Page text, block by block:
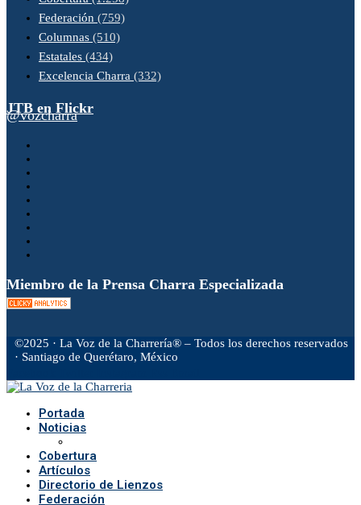
Federación (759)
Columnas (510)
Estatales (434)
Excelencia Charra (332)
JTB en Flickr
@vozcharra
Miembro de la Prensa Charra Especializada
©2025 · La Voz de la Charrería® – Todos los derechos reservados
· Santiago de Querétaro, México
Portada
Noticias
Cobertura
Artículos
Directorio de Lienzos
Federación